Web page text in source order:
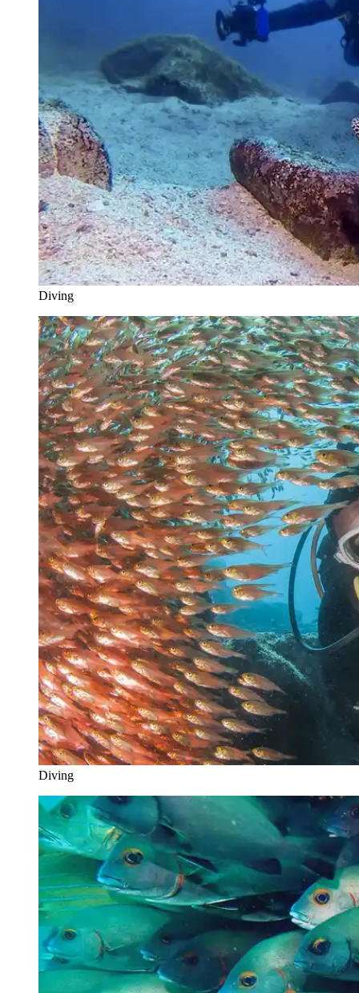
Diving
Diving